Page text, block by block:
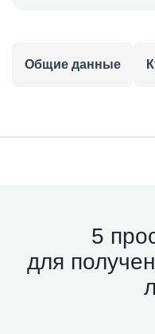
Общие данные
5
для